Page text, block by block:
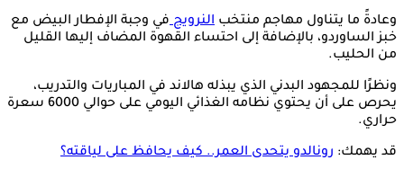
وعادةً ما يتناول مهاجم منتخب النرويجفي وجبة الإفطار البيض مع
خبز الساوردو، بالإضافة إلى احتساء القهوة المضاف إليها القليل
من الحليب.
ونظرًا للمجهود البدني الذي يبذله هالاند في المباريات والتدريب،
يحرص على أن يحتوي نظامه الغذائي اليومي على حوالي 6000 سعرة
حراري.
قد يهمك: رونالدو يتحدى العمر.. كيف يحافظ على لياقته؟